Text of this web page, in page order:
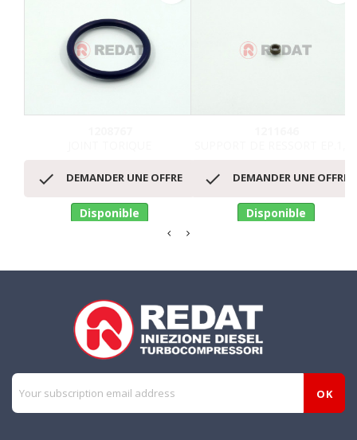
 DEMANDER UNE OFFRE
Disponible
 DEMANDER UNE OFFRE
Disponible